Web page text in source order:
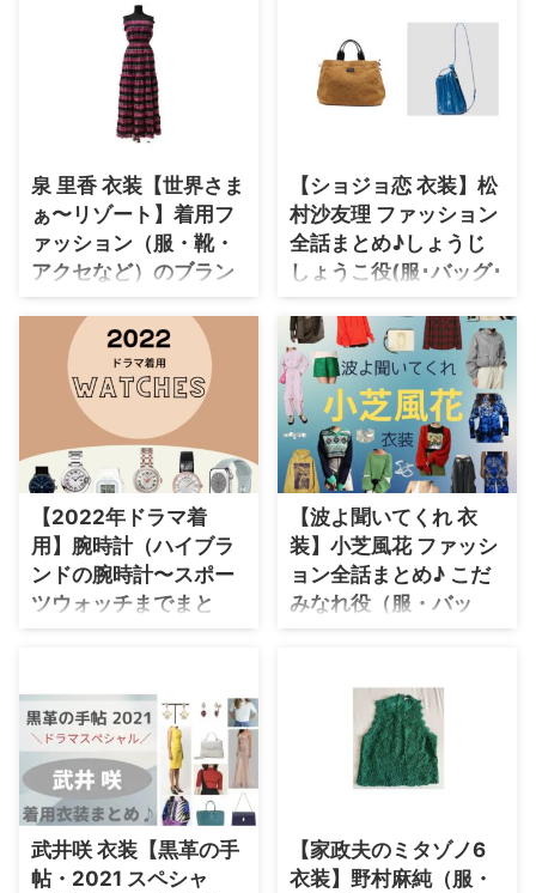
泉 里香 衣装【世界さま
ぁ〜リゾート】着用フ
ァッション（服・靴・
アクセなど）のブラン
ドはこちら♪
こちらのページでは泉 里香さん
が【世界さまぁ〜リゾート】で着
用しているファッション・衣装
（服・バッグ・アクセサリー・腕
時計・靴など）のブランドやコー
デを紹介しています♪(*^^*) 着
用ファッションのブランド名や商
いますので、ブックマークなどし
てお楽しみくださいね♪ それで
は早速チェックしていきましょ
う〜！！ 泉里香さんのプロフ
【ショジョ恋 衣装】松
村沙友理 ファッション
全話まとめ♪しょうじ
しょうこ役(服･バッグ･
アクセなど)着用ブラン
ド紹介！
ドラマ【ショジョ恋。】で松村沙
友理（まつむらさゆり）さんが庄
司しょう子（しょうじしょうこ）
役で着用しているドラマ衣装の
「ブランド」や「購入先」を紹介
♪ 最新話〜最終回まで、ドラマ
のシーンごとに着用ファションや
コーディネートをまとめていきま
す♪ ✨情報解禁✨ 3/21(火)0時よ
りFODで#山科ティナ先生原作の
『ショジョ恋。』配信決定💗 美
人で仕事もバリバリこなすが処女
クスを持つ男女6人で共 ...
【2022年ドラマ着
用】腕時計（ハイブラ
ンドの腕時計〜スポー
ツウォッチまでまと
め）
をまとめています♪ ＼2025
年の新ドラマで着用された腕時計
はこちらからチェック♪／
https://drama-tv-
fashion.com/2025-drama-
watchts/ ⇒ 【2024ドラマ衣装】
芸能人着用 腕時計 ⇒ 【2023ド
ラマ衣装】芸能人着用 腕時計 ⇒
【波よ聞いてくれ 衣
装】小芝風花 ファッシ
ョン全話まとめ♪ こだ
みなれ役（服・バッ
グ・アクセなど）着用
【波よ聞いてくれ】小芝風花さん
(こだ ミナレ役)のドラマ衣装(服･
バッグ･アクセなど)やファッショ
ンを着用シーンとコーデごとにま
とめて紹介♪
武井咲 衣装【黒革の手
帖・2021 スペシャ
【家政夫のミタゾノ6
衣装】野村麻純（服・